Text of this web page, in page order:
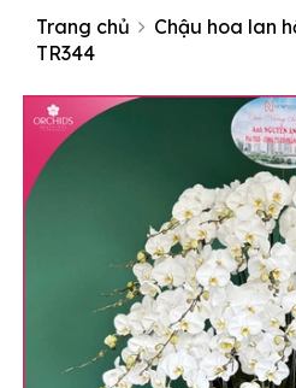
Trang chủ
Chậu hoa lan
TR344